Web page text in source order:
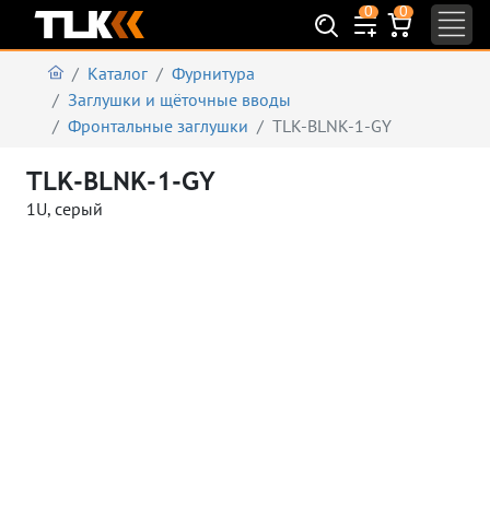
0 0
Каталог
Фурнитура
Заглушки и щёточные вводы
Фронтальные заглушки
TLK-BLNK-1-GY
TLK-BLNK-1-GY
1U, серый